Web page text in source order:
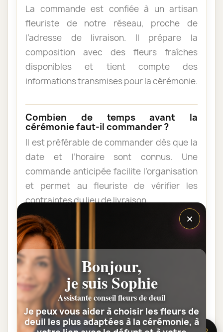
La commande est confiée à un artisan
fleuriste de notre réseau, proche de
l’adresse de livraison. Il prépare la
composition avec des fleurs fraîches
disponibles et tient compte des
informations transmises pour la cérémonie.
Combien de temps avant la
cérémonie faut-il commander ?
Il est préférable de commander dès que la
date et l’horaire sont connus. Une
commande anticipée facilite l’organisation
et permet au fleuriste de vérifier les
contraintes du lieu de livraison.
Les fleurs peuvent-elles être livrées
au domicile de la famille ?
Oui. Une composition de condoléances
peut être livrée au domicile avant ou après
la cérémonie. Vérifiez simplement que
quelqu’un pourra réceptionner les fleurs.
×
Bonjour,
je suis Sophie
Assistante conseil fleurs de deuil
Je peux vous aider à choisir les fleurs de
deuil les plus adaptées à la cérémonie, à